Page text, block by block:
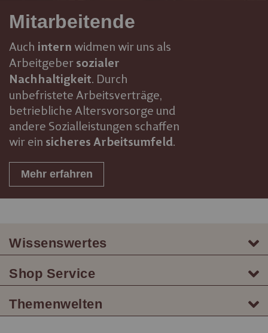
Mitarbeitende
Auch intern widmen wir uns als
Arbeitgeber sozialer
Nachhaltigkeit. Durch
unbefristete Arbeitsverträge,
betriebliche Altersvorsorge und
andere Sozialleistungen schaffen
wir ein sicheres Arbeitsumfeld.
Mehr erfahren
Wissenswertes
Shop Service
Themenwelten